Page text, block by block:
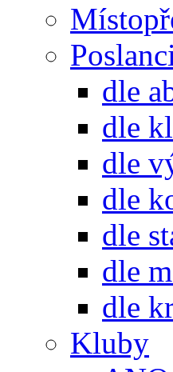
dle
dle
dle
dle
dle
dle
dle
Kluby